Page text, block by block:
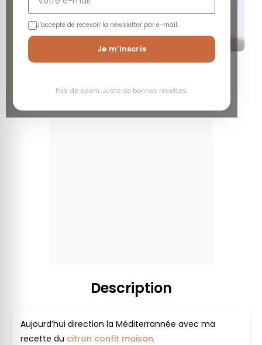
J’accepte de recevoir la newsletter par e-mail.
Je m’inscris
Pas de spam. Juste de bonnes recettes.
Aller à la recette
Description
Aujourd’hui direction la Méditerrannée avec ma
recette du citron confit maison.